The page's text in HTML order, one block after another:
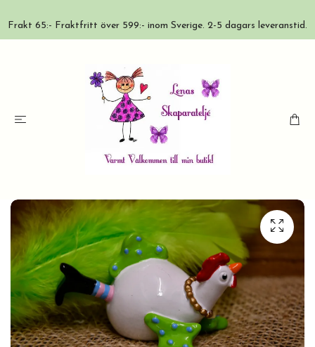
Frakt 65:- Fraktfritt över 599:- inom Sverige. 2-5 dagars leveranstid.